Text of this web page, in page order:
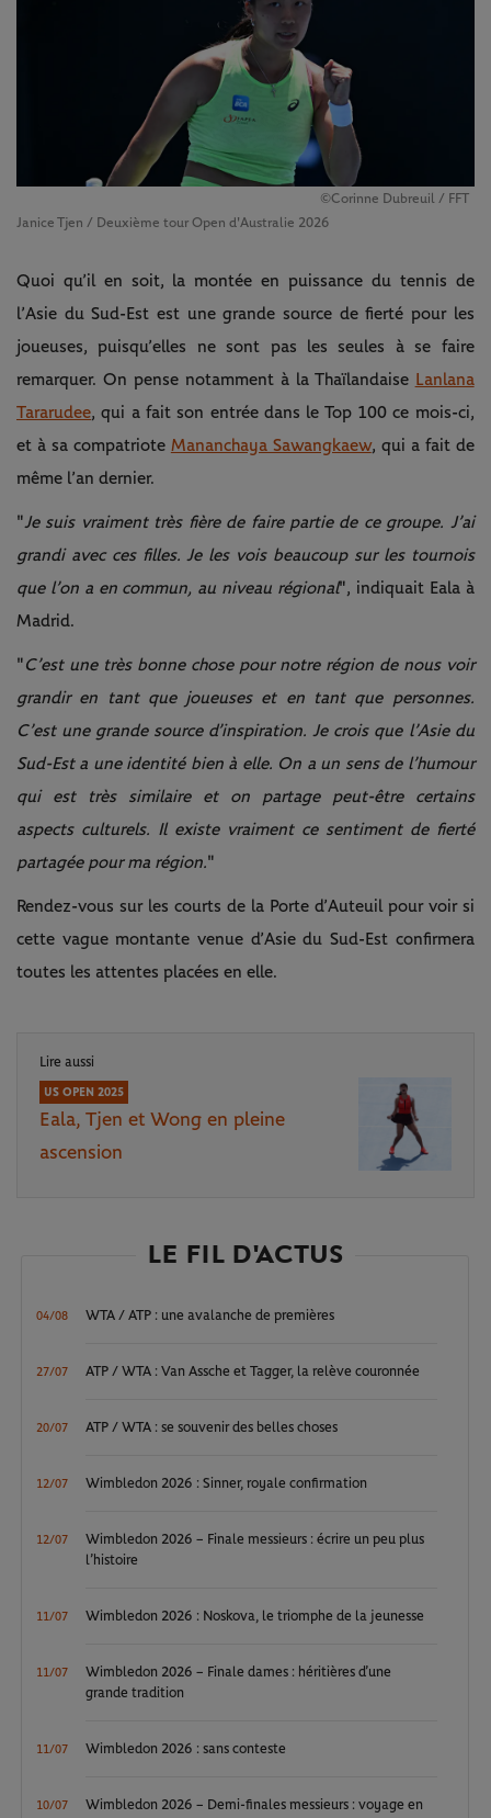
©Corinne Dubreuil / FFT
Janice Tjen / Deuxième tour Open d'Australie 2026
Quoi qu’il en soit, la montée en puissance du tennis de
l’Asie du Sud-Est est une grande source de fierté pour les
joueuses, puisqu’elles ne sont pas les seules à se faire
remarquer. On pense notamment à la Thaïlandaise Lanlana
Tararudee, qui a fait son entrée dans le Top 100 ce mois-ci,
et à sa compatriote Mananchaya Sawangkaew, qui a fait de
même l’an dernier.
"Je suis vraiment très fière de faire partie de ce groupe. J’ai
grandi avec ces filles. Je les vois beaucoup sur les tournois
que l’on a en commun, au niveau régional", indiquait Eala à
Madrid.
"C’est une très bonne chose pour notre région de nous voir
grandir en tant que joueuses et en tant que personnes.
C’est une grande source d’inspiration. Je crois que l’Asie du
Sud-Est a une identité bien à elle. On a un sens de l’humour
qui est très similaire et on partage peut-être certains
aspects culturels. Il existe vraiment ce sentiment de fierté
partagée pour ma région."
Rendez-vous sur les courts de la Porte d’Auteuil pour voir si
cette vague montante venue d’Asie du Sud-Est confirmera
toutes les attentes placées en elle.
Lire aussi
US OPEN 2025
Eala, Tjen et Wong en pleine
ascension
LE FIL D'ACTUS
04/08 WTA / ATP : une avalanche de premières
27/07 ATP / WTA : Van Assche et Tagger, la relève couronnée
20/07 ATP / WTA : se souvenir des belles choses
12/07 Wimbledon 2026 : Sinner, royale confirmation
12/07
Wimbledon 2026 – Finale messieurs : écrire un peu plus
l’histoire
11/07 Wimbledon 2026 : Noskova, le triomphe de la jeunesse
11/07
Wimbledon 2026 – Finale dames : héritières d’une
grande tradition
11/07 Wimbledon 2026 : sans conteste
10/07
Wimbledon 2026 – Demi-finales messieurs : voyage en